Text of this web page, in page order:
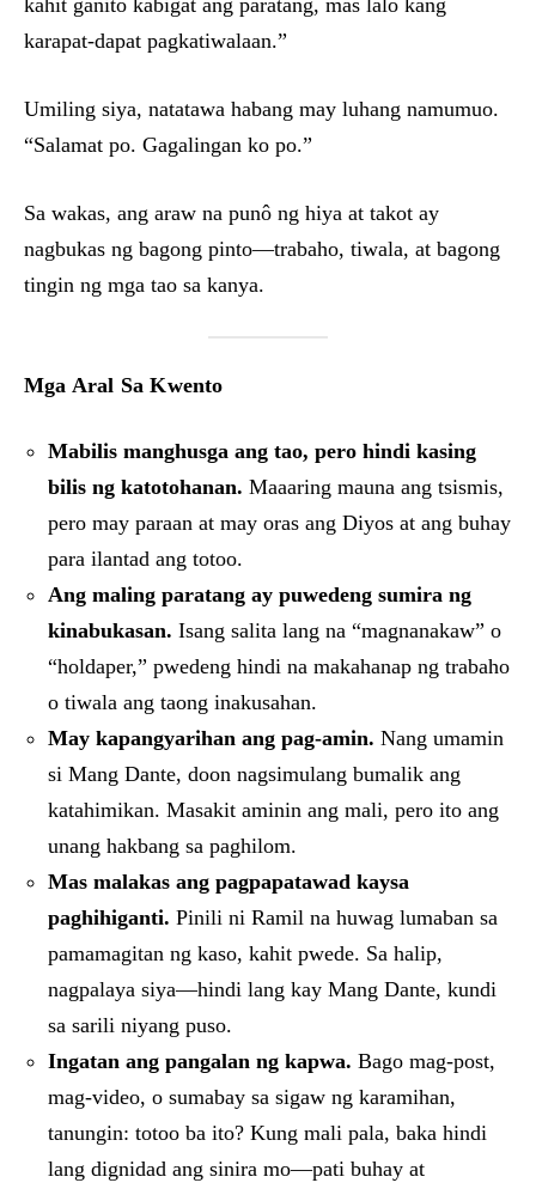
kahit ganito kabigat ang paratang, mas lalo kang
karapat-dapat pagkatiwalaan.”
Umiling siya, natatawa habang may luhang namumuo.
“Salamat po. Gagalingan ko po.”
Sa wakas, ang araw na punô ng hiya at takot ay
nagbukas ng bagong pinto—trabaho, tiwala, at bagong
tingin ng mga tao sa kanya.
Mga Aral Sa Kwento
Mabilis manghusga ang tao, pero hindi kasing
bilis ng katotohanan. Maaaring mauna ang tsismis,
pero may paraan at may oras ang Diyos at ang buhay
para ilantad ang totoo.
Ang maling paratang ay puwedeng sumira ng
kinabukasan. Isang salita lang na “magnanakaw” o
“holdaper,” pwedeng hindi na makahanap ng trabaho
o tiwala ang taong inakusahan.
May kapangyarihan ang pag-amin. Nang umamin
si Mang Dante, doon nagsimulang bumalik ang
katahimikan. Masakit aminin ang mali, pero ito ang
unang hakbang sa paghilom.
Mas malakas ang pagpapatawad kaysa
paghihiganti. Pinili ni Ramil na huwag lumaban sa
pamamagitan ng kaso, kahit pwede. Sa halip,
nagpalaya siya—hindi lang kay Mang Dante, kundi
sa sarili niyang puso.
Ingatan ang pangalan ng kapwa. Bago mag-post,
mag-video, o sumabay sa sigaw ng karamihan,
tanungin: totoo ba ito? Kung mali pala, baka hindi
lang dignidad ang sinira mo—pati buhay at